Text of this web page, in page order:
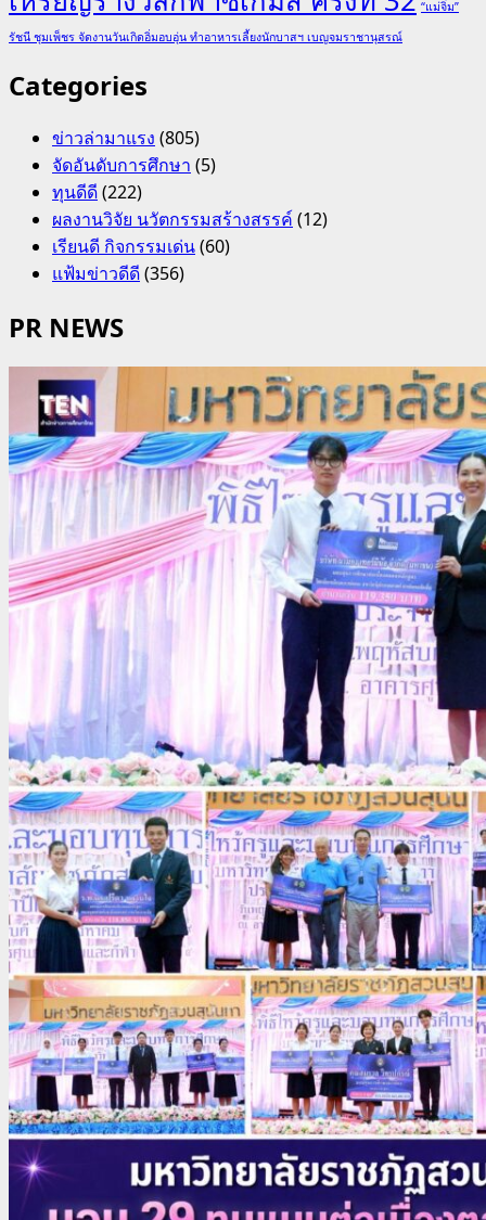
“แม่จิ๋ม”
รัชนี ชุมเพ็ชร จัดงานวันเกิดอิ่มอบอุ่น ทำอาหารเลี้ยงนักบาสฯ เบญจมราชานุสรณ์
Categories
ข่าวล่ามาแรง (805)
จัดอันดับการศึกษา (5)
ทุนดีดี(222)
ผลงานวิจัย นวัตกรรมสร้างสรรค์ (12)
เรียนดี กิจกรรมเด่น(60)
แฟ้มข่าวดีดี(356)
PR NEWS